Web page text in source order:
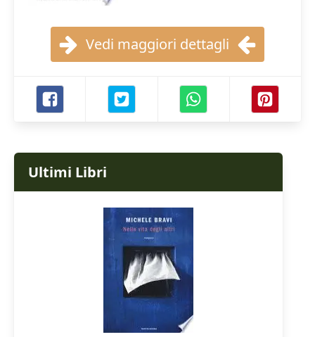
Vedi maggiori dettagli
Ultimi Libri